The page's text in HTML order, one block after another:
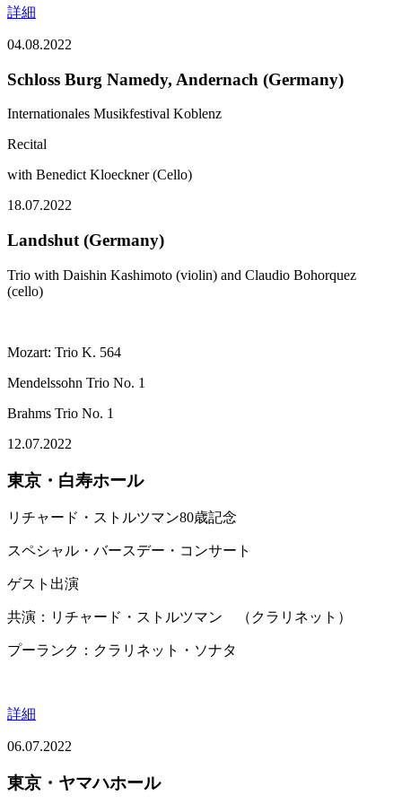
詳細
04.08.2022
Schloss Burg Namedy, Andernach (Germany)
Internationales Musikfestival Koblenz
Recital
with Benedict Kloeckner (Cello)
18.07.2022
Landshut (Germany)
Trio with Daishin Kashimoto (violin) and Claudio Bohorquez
(cello)
Mozart: Trio K. 564
Mendelssohn Trio No. 1
Brahms Trio No. 1
12.07.2022
東京・白寿ホール
リチャード・ストルツマン80歳記念
スペシャル・バースデー・コンサート
ゲスト出演
共演：リチャード・ストルツマン （クラリネット）
プーランク：クラリネット・ソナタ
詳細
06.07.2022
東京・ヤマハホール